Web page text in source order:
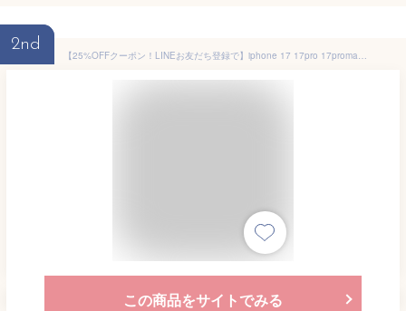
2nd
【25%OFFクーポン！LINEお友だち登録で】iphone 17 17pro 17promax 17AIR ケース ショルダー スマホケース 手帳型 ショルダー タイプiphone 韓国 斜めがけ 肩掛け カワイイ 可愛い カード収納 ショルダー付 ストラップ付き 携帯カバー即納 人気iphone 16 15 14 13 12 11
この商品をサイトでみる